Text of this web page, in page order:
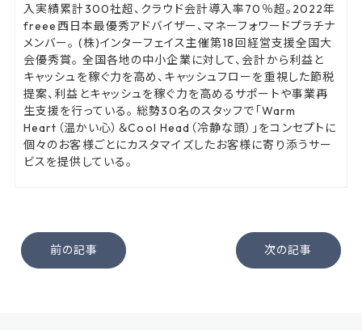
入実績累計300社超、クラウド会計導入率70％超。2022年
freee西日本最優秀アドバイザー、マネーフォワードプラチナ
メンバー。 (株)インターフェイス主催第18回経営支援全国大
会優秀賞。 全国各地の中小企業に対して、会計から利益と
キャッシュを稼ぐ力を高め、キャッシュフローを重視した節税
提案、利益とキャッシュを稼ぐ力を高めるサポートや事業再
生支援を行っている。 総勢30名のスタッフで「Warm
Heart（温かい心）＆Cool Head（冷静な頭）」をコンセプトに
個々のお客様ごとにカスタマイズしたお客様に寄り添うサー
ビスを提供している。
前の記事 次の記事